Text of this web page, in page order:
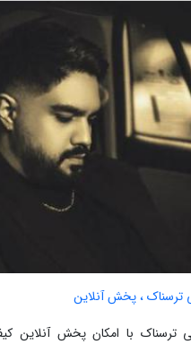
ترسناک ، پخش آنلاین